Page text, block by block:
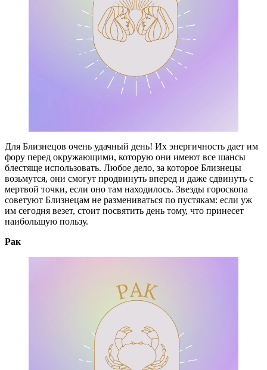
Для Близнецов очень удачный день! Их энергичность дает им
фору перед окружающими, которую они имеют все шансы
блестяще использовать. Любое дело, за которое Близнецы
возьмутся, они смогут продвинуть вперед и даже сдвинуть с
мертвой точки, если оно там находилось. Звезды гороскопа
советуют Близнецам не размениваться по пустякам: если уж
им сегодня везет, стоит посвятить день тому, что принесет
наибольшую пользу.
Рак